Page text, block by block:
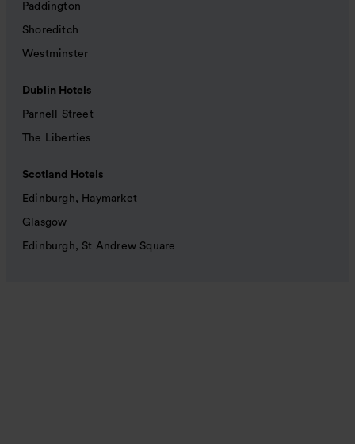
Paddington
Shoreditch
Westminster
Dublin Hotels
Parnell Street
The Liberties
Scotland Hotels
Edinburgh, Haymarket
Glasgow
Edinburgh, St Andrew Square